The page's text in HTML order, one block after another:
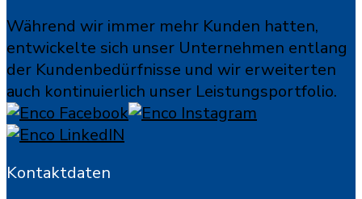
Während wir immer mehr Kunden hatten,
entwickelte sich unser Unternehmen entlang
der Kundenbedürfnisse und wir erweiterten
auch kontinuierlich unser Leistungsportfolio.
Kontaktdaten